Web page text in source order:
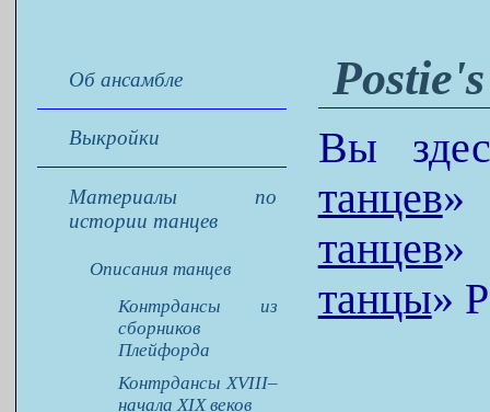
Об ансамбле
Выкройки
Материалы по
истории танцев
Описания танцев
Контрдансы из
сборников
Плейфорда
Контрдансы XVIII–
начала XIX веков
Вы
танцев
танцев
танцы»